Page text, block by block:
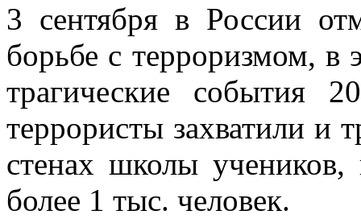
3 сентября в России
борьбе с терроризмом, в
трагические события
террористы захватили и
стенах школы учеников,
более 1 тыс. человек.